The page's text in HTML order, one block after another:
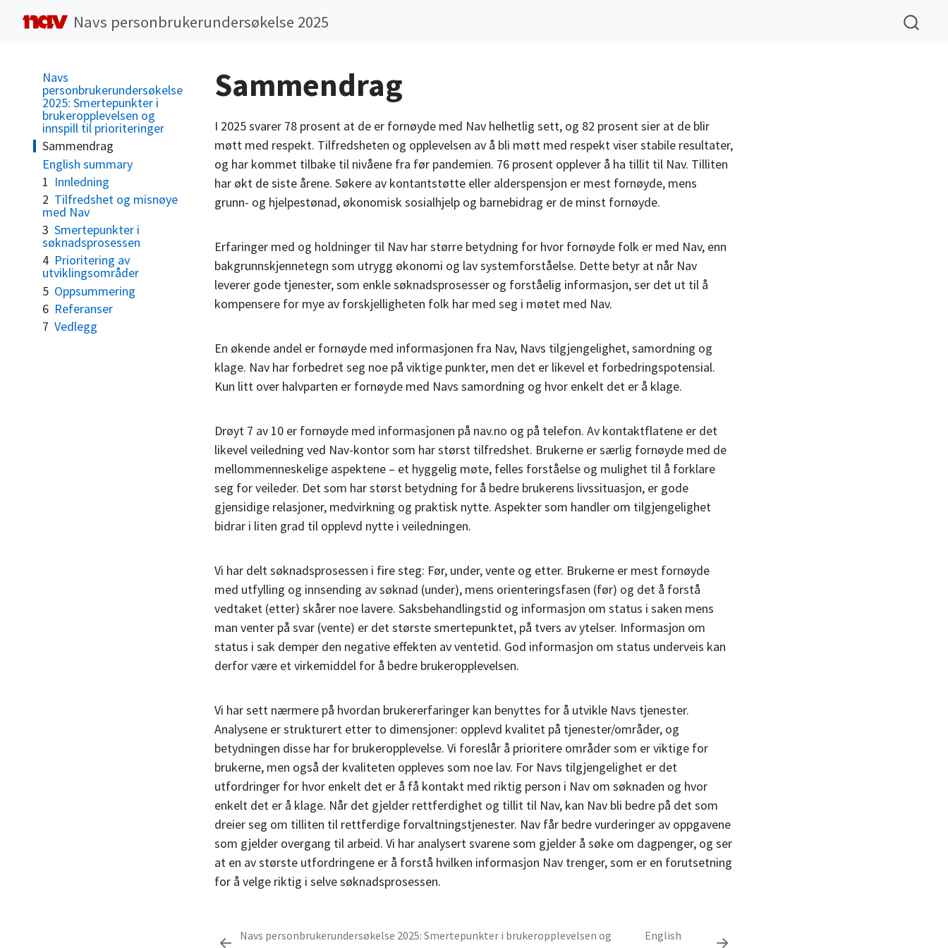
Navs personbrukerundersøkelse 2025
Navs
personbrukerundersøkelse
2025: Smertepunkter i
brukeropplevelsen og
innspill til prioriteringer
Sammendrag
English summary
1 Innledning
2 Tilfredshet og misnøye
med Nav
3 Smertepunkter i
søknadsprosessen
4 Prioritering av
utviklingsområder
5 Oppsummering
6 Referanser
7 Vedlegg
Sammendrag
I 2025 svarer 78 prosent at de er fornøyde med Nav helhetlig sett, og 82 prosent sier at de blir
møtt med respekt. Tilfredsheten og opplevelsen av å bli møtt med respekt viser stabile resultater,
og har kommet tilbake til nivåene fra før pandemien. 76 prosent opplever å ha tillit til Nav. Tilliten
har økt de siste årene. Søkere av kontantstøtte eller alderspensjon er mest fornøyde, mens
grunn- og hjelpestønad, økonomisk sosialhjelp og barnebidrag er de minst fornøyde.
Erfaringer med og holdninger til Nav har større betydning for hvor fornøyde folk er med Nav, enn
bakgrunnskjennetegn som utrygg økonomi og lav systemforståelse. Dette betyr at når Nav
leverer gode tjenester, som enkle søknadsprosesser og forståelig informasjon, ser det ut til å
kompensere for mye av forskjelligheten folk har med seg i møtet med Nav.
En økende andel er fornøyde med informasjonen fra Nav, Navs tilgjengelighet, samordning og
klage. Nav har forbedret seg noe på viktige punkter, men det er likevel et forbedringspotensial.
Kun litt over halvparten er fornøyde med Navs samordning og hvor enkelt det er å klage.
Drøyt 7 av 10 er fornøyde med informasjonen på nav.no og på telefon. Av kontaktflatene er det
likevel veiledning ved Nav-kontor som har størst tilfredshet. Brukerne er særlig fornøyde med de
mellommenneskelige aspektene – et hyggelig møte, felles forståelse og mulighet til å forklare
seg for veileder. Det som har størst betydning for å bedre brukerens livssituasjon, er gode
gjensidige relasjoner, medvirkning og praktisk nytte. Aspekter som handler om tilgjengelighet
bidrar i liten grad til opplevd nytte i veiledningen.
Vi har delt søknadsprosessen i fire steg: Før, under, vente og etter. Brukerne er mest fornøyde
med utfylling og innsending av søknad (under), mens orienteringsfasen (før) og det å forstå
vedtaket (etter) skårer noe lavere. Saksbehandlingstid og informasjon om status i saken mens
man venter på svar (vente) er det største smertepunktet, på tvers av ytelser. Informasjon om
status i sak demper den negative effekten av ventetid. God informasjon om status underveis kan
derfor være et virkemiddel for å bedre brukeropplevelsen.
Vi har sett nærmere på hvordan brukererfaringer kan benyttes for å utvikle Navs tjenester.
Analysene er strukturert etter to dimensjoner: opplevd kvalitet på tjenester/områder, og
betydningen disse har for brukeropplevelse. Vi foreslår å prioritere områder som er viktige for
brukerne, men også der kvaliteten oppleves som noe lav. For Navs tilgjengelighet er det
utfordringer for hvor enkelt det er å få kontakt med riktig person i Nav om søknaden og hvor
enkelt det er å klage. Når det gjelder rettferdighet og tillit til Nav, kan Nav bli bedre på det som
dreier seg om tilliten til rettferdige forvaltningstjenester. Nav får bedre vurderinger av oppgavene
som gjelder overgang til arbeid. Vi har analysert svarene som gjelder å søke om dagpenger, og ser
at en av største utfordringene er å forstå hvilken informasjon Nav trenger, som er en forutsetning
for å velge riktig i selve søknadsprosessen.
Navs personbrukerundersøkelse 2025: Smertepunkter i brukeropplevelsen og
English